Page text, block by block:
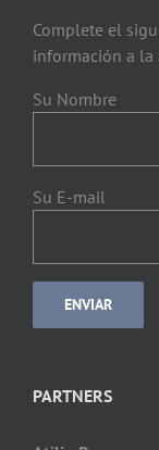
Complete el
información a la
Su Nombre
Su E-mail
PARTNERS